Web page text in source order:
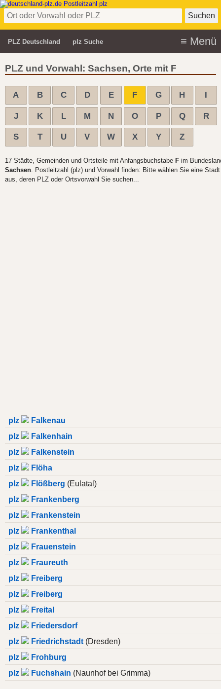
PLZ Deutschland plz Suche
PLZ und Vorwahl: Sachsen, Orte mit F
A B C D E F G H I
J K L M N O P Q R
S T U V W X Y Z
17 Städte, Gemeinden und Ortsteile mit Anfangsbuchstabe F im
Sachsen . Postleitzahl (plz) und Vorwahl finden: Bitte wählen Sie eine Stadt
aus, deren PLZ oder Ortsvorwahl Sie suchen...
plz
Falkenau
plz
Falkenhain
plz
Falkenstein
plz
Flöha
plz
Flößberg (Eulatal)
plz
Frankenberg
plz
Frankenstein
plz
Frankenthal
plz
Frauenstein
plz
Fraureuth
plz
Freiberg
plz
Freiberg
plz
Freital
plz
Friedersdorf
plz
Friedrichstadt (Dresden)
plz
Frohburg
plz
Fuchshain (Naunhof bei Grimma)